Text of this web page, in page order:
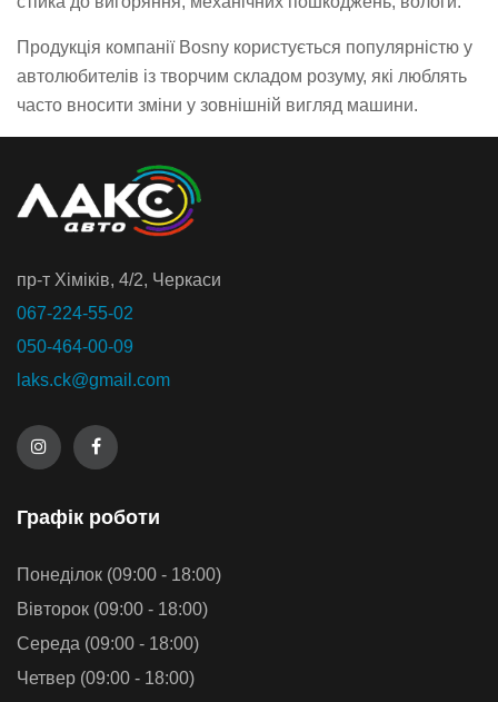
Продукція компанії Bosny користується популярністю у
автолюбителів із творчим складом розуму, які люблять
часто вносити зміни у зовнішній вигляд машини.
пр-т Хiмiкiв, 4/2, Черкаси
067-224-55-02
050-464-00-09
laks.ck@gmail.com
Графiк роботи
Понеділок (09:00 - 18:00)
Вівторок (09:00 - 18:00)
Середа (09:00 - 18:00)
Четвер (09:00 - 18:00)